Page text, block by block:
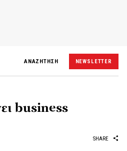
ΑΝΑΖΗΤΗΣΗ NEWSLETTER
business
SHARE